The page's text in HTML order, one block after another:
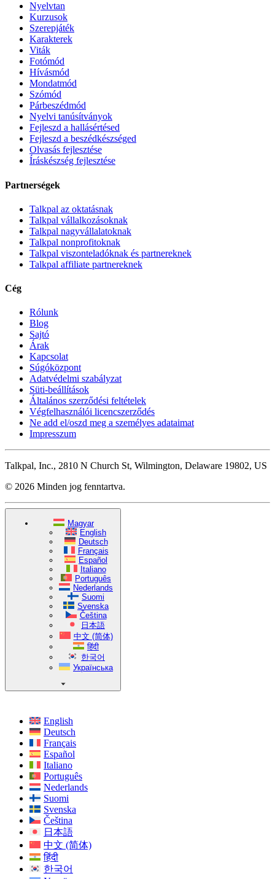
Nyelvtan
Kurzusok
Szerepjáték
Karakterek
Viták
Fotómód
Hívásmód
Mondatmód
Szómód
Párbeszédmód
Nyelvi tanúsítványok
Fejleszd a hallásértésed
Fejleszd a beszédkészséged
Olvasás fejlesztése
Íráskészség fejlesztése
Partnerségek
Talkpal az oktatásnak
Talkpal vállalkozásoknak
Talkpal nagyvállalatoknak
Talkpal nonprofitoknak
Talkpal viszonteladóknak és partnereknek
Talkpal affiliate partnereknek
Cég
Rólunk
Blog
Sajtó
Árak
Kapcsolat
Súgóközpont
Adatvédelmi szabályzat
Süti-beállítások
Általános szerződési feltételek
Végfelhasználói licencszerződés
Ne add el/oszd meg a személyes adataimat
Impresszum
Talkpal, Inc., 2810 N Church St, Wilmington, Delaware 19802, US
© 2026 Minden jog fenntartva.
Magyar
English
Deutsch
Français
Español
Italiano
Português
Nederlands
Suomi
Svenska
Čeština
日本語
中文 (简体)
हिंदी
한국어
Українська
English
Deutsch
Français
Español
Italiano
Português
Nederlands
Suomi
Svenska
Čeština
日本語
中文 (简体)
हिंदी
한국어